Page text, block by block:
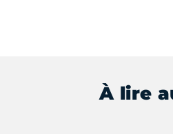
À lire